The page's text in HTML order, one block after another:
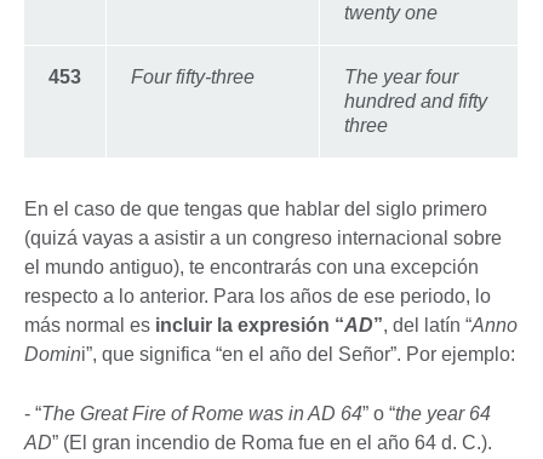
twenty one
453 Four fifty-three
The year four
hundred and fifty
three
En el caso de que tengas que hablar del siglo primero
(quizá vayas a asistir a un congreso internacional sobre
el mundo antiguo), te encontrarás con una excepción
respecto a lo anterior. Para los años de ese periodo, lo
más normal es incluir la expresión “AD”, del latín “Anno
Domini”, que significa “en el año del Señor”. Por ejemplo:
- “The Great Fire of Rome was in AD 64” o “the year 64
AD” (El gran incendio de Roma fue en el año 64 d. C.).